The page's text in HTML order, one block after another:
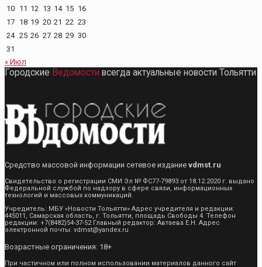
10 11 12 13 14 15 16
17 18 19 20 21 22 23
24 25 26 27 28 29 30
31
« Июл
Городские Ведомости всегда актуальные новости Тольятти
Средство массовой информации сетевое издание vdmst.ru
Свидетельство о регистрации СМИ Эл № ФС77-79893 от 18.12.2020 г. выдано
Федеральной службой по надзору в сфере связи, информационных
технологий и массовых коммуникаций.
Учредитель: МБУ «Новости Тольятти» Адрес учредителя и редакции:
445011, Самарская область, г. Тольятти, площадь Свободы 4. Телефон
редакции: +7(8482)54-37-52 Главный редактор: Автаева Е.Н. Адрес
электронной почты: vdmst@yandex.ru
Возрастные ограничения: 18+
При частичном или полном использовании материалов данного сайт